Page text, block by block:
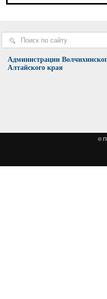
Администрации
Алтайского края
©